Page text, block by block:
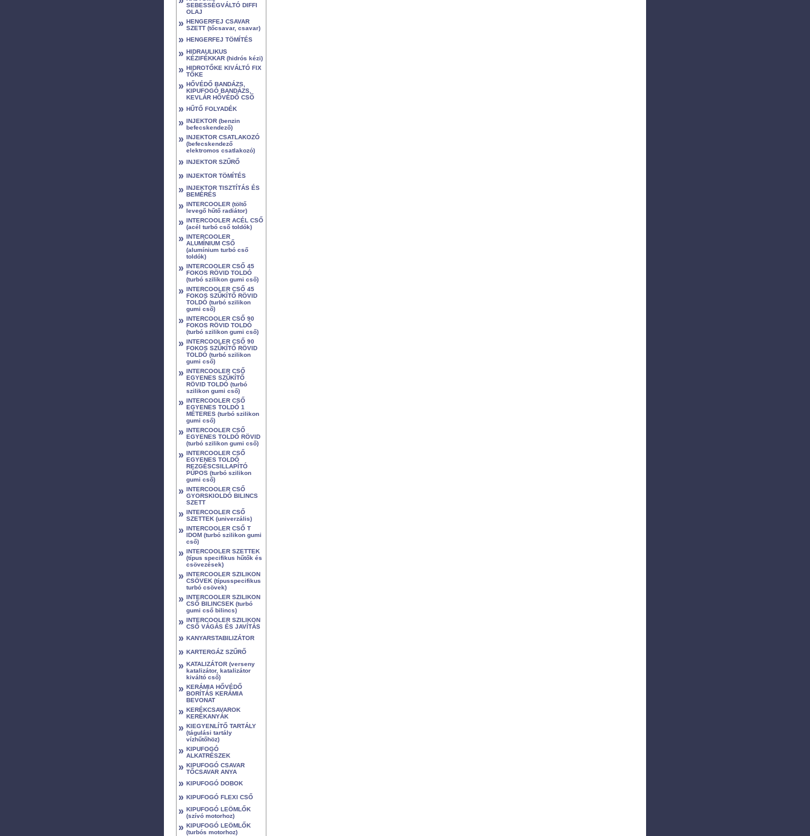
SEBESSÉGVÁLTÓ DIFFI
OLAJ
» HENGERFEJ CSAVAR
SZETT (tőcsavar, csavar)
» HENGERFEJ TÖMÍTÉS
» HIDRAULIKUS
KÉZIFÉKKAR (hidrós kézi)
» HIDROTŐKE KIVÁLTÓ FIX
TŐKE
» HŐVÉDŐ BANDÁZS,
KIPUFOGÓ BANDÁZS,
KEVLÁR HŐVÉDŐ CSŐ
» HŰTŐ FOLYADÉK
» INJEKTOR (benzin
befecskendező)
» INJEKTOR CSATLAKOZÓ
(befecskendező
elektromos csatlakozó)
» INJEKTOR SZŰRŐ
» INJEKTOR TÖMÍTÉS
» INJEKTOR TISZTÍTÁS ÉS
BEMÉRÉS
» INTERCOOLER (töltő
levegő hűtő radiátor)
» INTERCOOLER ACÉL CSŐ
(acél turbó cső toldók)
» INTERCOOLER
ALUMÍNIUM CSŐ
(alumínium turbó cső
toldók)
» INTERCOOLER CSŐ 45
FOKOS RÖVID TOLDÓ
(turbó szilikon gumi cső)
» INTERCOOLER CSŐ 45
FOKOS SZŰKÍTŐ RÖVID
TOLDÓ (turbó szilikon
gumi cső)
» INTERCOOLER CSŐ 90
FOKOS RÖVID TOLDÓ
(turbó szilikon gumi cső)
» INTERCOOLER CSŐ 90
FOKOS SZŰKÍTŐ RÖVID
TOLDÓ (turbó szilikon
gumi cső)
» INTERCOOLER CSŐ
EGYENES SZŰKÍTŐ
RÖVID TOLDÓ (turbó
szilikon gumi cső)
» INTERCOOLER CSŐ
EGYENES TOLDÓ 1
MÉTERES (turbó szilikon
gumi cső)
» INTERCOOLER CSŐ
EGYENES TOLDÓ RÖVID
(turbó szilikon gumi cső)
» INTERCOOLER CSŐ
EGYENES TOLDÓ
REZGÉSCSILLAPÍTÓ
PÚPOS (turbó szilikon
gumi cső)
» INTERCOOLER CSŐ
GYORSKIOLDÓ BILINCS
SZETT
» INTERCOOLER CSŐ
SZETTEK (univerzális)
» INTERCOOLER CSŐ T
IDOM (turbó szilikon gumi
cső)
» INTERCOOLER SZETTEK
(típus specifikus hűtők és
csövezések)
» INTERCOOLER SZILIKON
CSÖVEK (típusspecifikus
turbó csövek)
» INTERCOOLER SZILIKON
CSŐ BILINCSEK (turbó
gumi cső bilincs)
» INTERCOOLER SZILIKON
CSŐ VÁGÁS ÉS JAVÍTÁS
» KANYARSTABILIZÁTOR
» KARTERGÁZ SZŰRŐ
» KATALIZÁTOR (verseny
katalizátor, katalizátor
kiváltó cső)
» KERÁMIA HŐVÉDŐ
BORÍTÁS KERÁMIA
BEVONAT
» KERÉKCSAVAROK
KERÉKANYÁK
» KIEGYENLÍTŐ TARTÁLY
(tágulási tartály
vízhűtőhöz)
» KIPUFOGÓ
ALKATRÉSZEK
» KIPUFOGÓ CSAVAR
TŐCSAVAR ANYA
» KIPUFOGÓ DOBOK
» KIPUFOGÓ FLEXI CSŐ
» KIPUFOGÓ LEÖMLŐK
(szívó motorhoz)
» KIPUFOGÓ LEÖMLŐK
(turbós motorhoz)